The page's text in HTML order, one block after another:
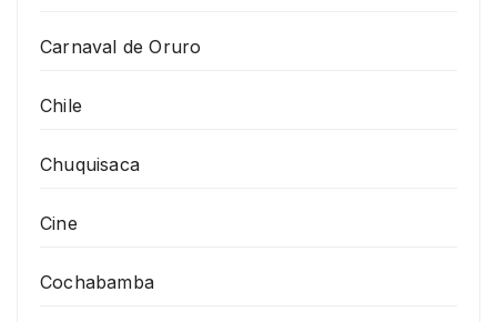
Carnaval de Oruro
Chile
Chuquisaca
Cine
Cochabamba